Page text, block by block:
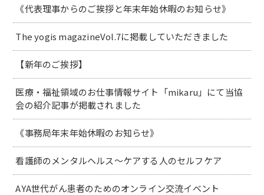
《代表理事からのご挨拶と年末年始休暇のお知らせ》
The yogis magazineVol.7に掲載していただきました
【新年のご挨拶】
医療・福祉領域のお仕事情報サイト「mikaru」にて当協
会の紹介記事が掲載されました
《事務局年末年始休暇のお知らせ》
看護師のメンタルヘルス～ケアする人のセルフケア
AYA世代がん患者のためのオンライン交流イベント